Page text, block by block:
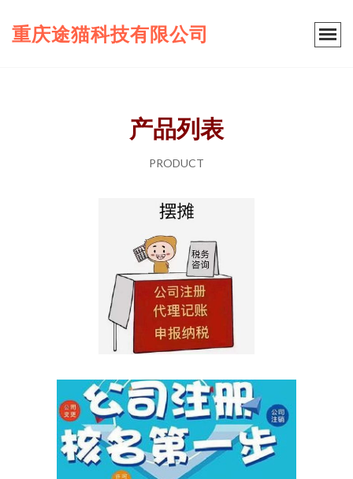
重庆途猫科技有限公司
产品列表
PRODUCT